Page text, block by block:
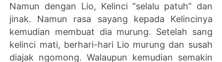
Namun dengan Lio, Kelinci “selalu patuh” dan
jinak. Namun rasa sayang kepada Kelincinya
kemudian membuat dia murung. Setelah sang
kelinci mati, berhari-hari Lio murung dan susah
diajak ngomong. Walaupun kemudian semakin